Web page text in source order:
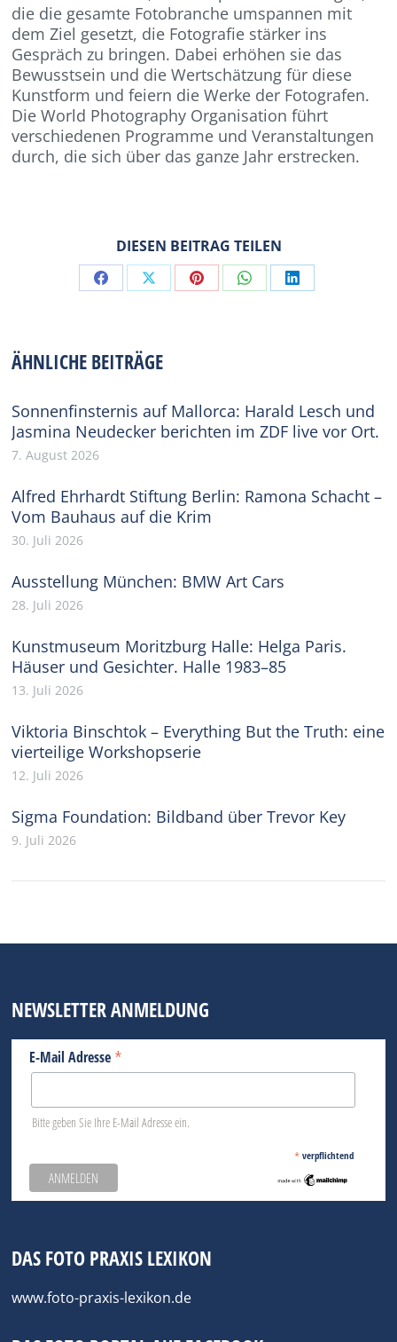
die die gesamte Fotobranche umspannen mit
dem Ziel gesetzt, die Fotografie stärker ins
Gespräch zu bringen. Dabei erhöhen sie das
Bewusstsein und die Wertschätzung für diese
Kunstform und feiern die Werke der Fotografen.
Die World Photography Organisation führt
verschiedenen Programme und Veranstaltungen
durch, die sich über das ganze Jahr erstrecken.
DIESEN BEITRAG TEILEN
Share Share Share Share Share
ÄHNLICHE BEITRÄGE
Sonnenfinsternis auf Mallorca: Harald Lesch und
Jasmina Neudecker berichten im ZDF live vor Ort.
7. August 2026
Alfred Ehrhardt Stiftung Berlin: Ramona Schacht –
Vom Bauhaus auf die Krim
30. Juli 2026
Ausstellung München: BMW Art Cars
28. Juli 2026
Kunstmuseum Moritzburg Halle: Helga Paris.
Häuser und Gesichter. Halle 1983–85
13. Juli 2026
Viktoria Binschtok – Everything But the Truth: eine
vierteilige Workshopserie
12. Juli 2026
Sigma Foundation: Bildband über Trevor Key
9. Juli 2026
NEWSLETTER ANMELDUNG
E-Mail Adresse *
Bitte geben Sie Ihre E-Mail Adresse ein.
* verpflichtend
DAS FOTO PRAXIS LEXIKON
www.foto-praxis-lexikon.de